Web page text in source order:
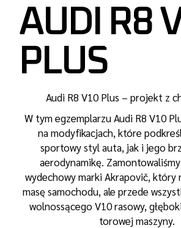
AUDI R8
PLUS
Audi R8 V10 Plus – projekt z
W tym egzemplarzu Audi R8 V10
na modyfikacjach, które
sportowy styl auta, jak i jego
aerodynamikę. Zamontowaliśmy
wydechowy marki Akrapovič,
masę samochodu, ale przede
wolnossącego V10 rasowy,
torowej maszyny.